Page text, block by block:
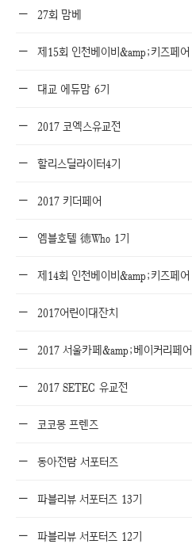
27회 맘베
제15회 인천베이비&amp;키즈페어
대교 에듀맘 6기
2017 코엑스유교전
할리스딜라이터4기
2017 키더페어
엠블호텔 德Who 1기
제14회 인천베이비&amp;키즈페어
2017어린이대잔치
2017 서울카페&amp;베이커리페어
2017 SETEC 유교전
코코몽 프렌즈
동아전람 서포터즈
파블리뷰 서포터즈 13기
파블리뷰 서포터즈 12기